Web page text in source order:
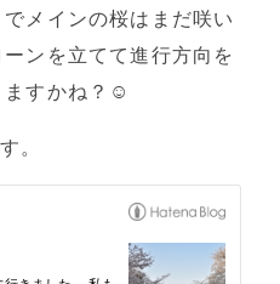
メインの桜はまだ咲い
ンを立てて進行方向を
ますかね？☺
。